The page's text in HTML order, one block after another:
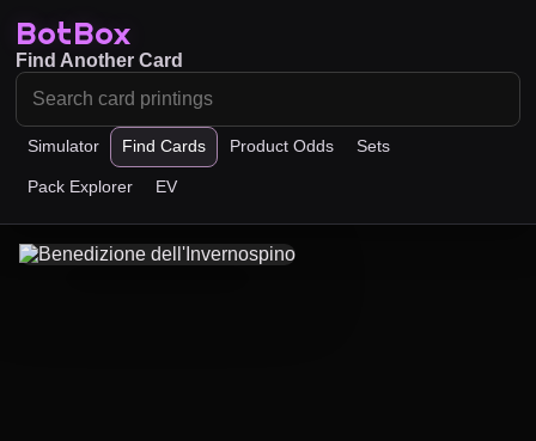
BotBox
Simulator Find Cards Product Odds Sets
Pack Explorer EV
Find Another Card